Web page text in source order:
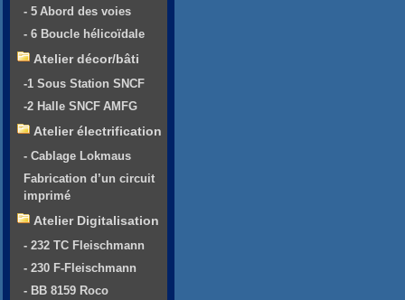
- 5 Abord des voies
- 6 Boucle hélicoïdale
Atelier décor/bâti
-1 Sous Station SNCF
-2 Halle SNCF AMFG
Atelier électrification
- Cablage Lokmaus
Fabrication d’un circuit
imprimé
Atelier Digitalisation
- 232 TC Fleischmann
- 230 F-Fleischmann
- BB 8159 Roco